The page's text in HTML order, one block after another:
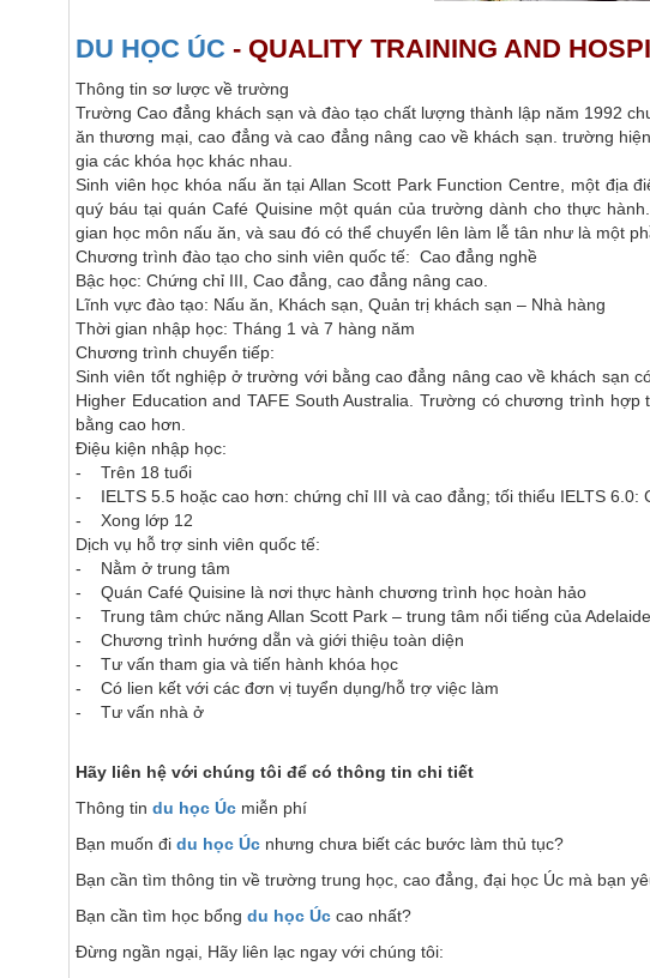
DU HỌC ÚC - QUALITY TRAINING AND
Thông tin sơ lược về trường
Trường Cao đẳng khách sạn và đào tạo chất lượng thành lập năm 1992
ăn thương mại, cao đẳng và cao đẳng nâng cao về khách sạn. trường
gia các khóa học khác nhau.
Sinh viên học khóa nấu ăn tại Allan Scott Park Function Centre, một địa
quý báu tại quán Café Quisine một quán của trường dành cho thực
gian học môn nấu ăn, và sau đó có thể chuyển lên làm lễ tân như là một
Chương trình đào tạo cho sinh viên quốc tế: Cao đẳng nghề
Bậc học: Chứng chỉ III, Cao đẳng, cao đẳng nâng cao.
Lĩnh vực đào tạo: Nấu ăn, Khách sạn, Quản trị khách sạn – Nhà hàng
Thời gian nhập học: Tháng 1 và 7 hàng năm
Chương trình chuyển tiếp:
Sinh viên tốt nghiệp ở trường với bằng cao đẳng nâng cao về khách sạn
Higher Education and TAFE South Australia. Trường có chương trình
bằng cao hơn.
Điệu kiện nhập học:
- Trên 18 tuổi
- IELTS 5.5 hoặc cao hơn: chứng chỉ III và cao đẳng; tối thiểu IELTS 6.0:
- Xong lớp 12
Dịch vụ hỗ trợ sinh viên quốc tế:
- Nằm ở trung tâm
- Quán Café Quisine là nơi thực hành chương trình học hoàn hảo
- Trung tâm chức năng Allan Scott Park – trung tâm nổi tiếng của Adelaide
- Chương trình hướng dẵn và giới thiệu toàn diện
- Tư vấn tham gia và tiến hành khóa học
- Có lien kết với các đơn vị tuyển dụng/hỗ trợ việc làm
- Tư vấn nhà ở
Hãy liên hệ với chúng tôi để có thông tin chi tiết
Thông tin du học Úc miễn phí
Bạn muốn đi du học Úc nhưng chưa biết các bước làm thủ tục?
Bạn cần tìm thông tin về trường trung học, cao đẳng, đại học Úc mà bạn
Bạn cần tìm học bổng du học Úc cao nhất?
Đừng ngần ngại, Hãy liên lạc ngay với chúng tôi: